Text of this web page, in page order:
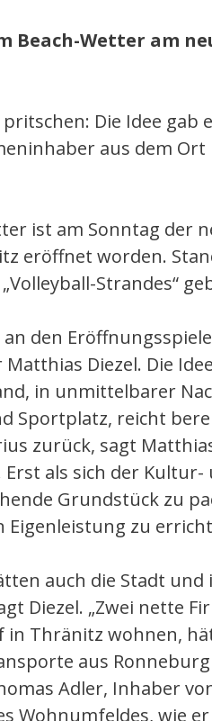
Beach-Wetter am
Die Idee gab
aus dem
ist am Sonntag der
eröffnet worden.
Strandes“
an den
Diezel. Die
in unmittelbarer
Sportplatz, reicht
zurück, sagt
als sich der
Grundstück zu
Eigenleistung zu
auch die Stadt und
Diezel. „Zwei nette
in Thränitz wohnen,
aus
Adler, Inhaber
Wohnumfeldes, wie